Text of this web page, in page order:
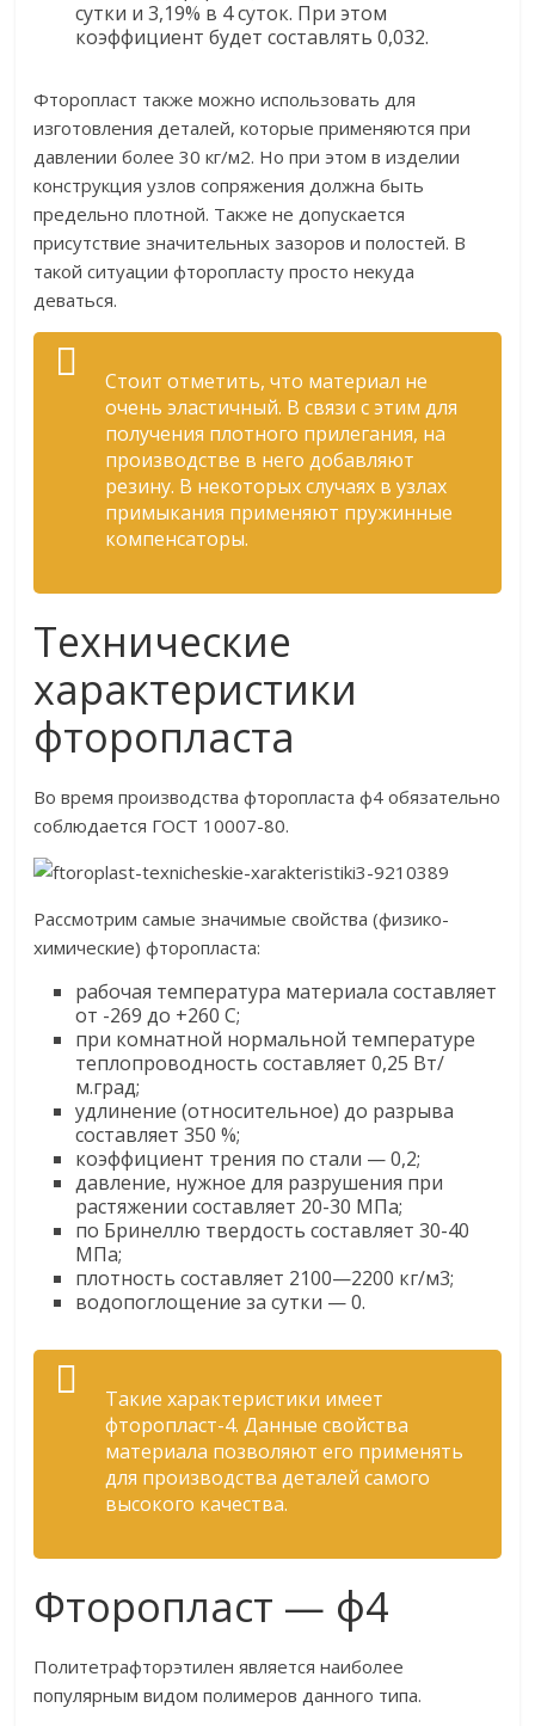
сутки и 3,19% в 4 суток. При этом
коэффициент будет составлять 0,032.
Фторопласт также можно использовать для
изготовления деталей, которые применяются при
давлении более 30 кг/м2. Но при этом в изделии
конструкция узлов сопряжения должна быть
предельно плотной. Также не допускается
присутствие значительных зазоров и полостей. В
такой ситуации фторопласту просто некуда
деваться.
Стоит отметить, что материал не
очень эластичный. В связи с этим для
получения плотного прилегания, на
производстве в него добавляют
резину. В некоторых случаях в узлах
примыкания применяют пружинные
компенсаторы.
Технические
характеристики
фторопласта
Во время производства фторопласта ф4 обязательно
соблюдается ГОСТ 10007-80.
Рассмотрим самые значимые свойства (физико-
химические) фторопласта:
рабочая температура материала составляет
от -269 до +260 С;
при комнатной нормальной температуре
теплопроводность составляет 0,25 Вт/
м.град;
удлинение (относительное) до разрыва
составляет 350 %;
коэффициент трения по стали — 0,2;
давление, нужное для разрушения при
растяжении составляет 20-30 МПа;
по Бринеллю твердость составляет 30-40
МПа;
плотность составляет 2100—2200 кг/м3;
водопоглощение за сутки — 0.
Такие характеристики имеет
фторопласт-4. Данные свойства
материала позволяют его применять
для производства деталей самого
высокого качества.
Фторопласт — ф4
Политетрафторэтилен является наиболее
популярным видом полимеров данного типа.